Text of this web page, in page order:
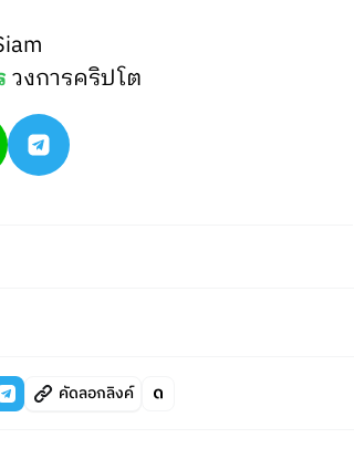
วงการคริปโต
คัดลอกลิงค์